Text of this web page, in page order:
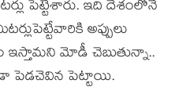
పెట్టేశారు. ఇది దేశంలోనే
అప్పులు
ఇస్తామ‌ని మోడీ చెబుతున్నా..
పెడ‌చెవిన పెట్టాయి.